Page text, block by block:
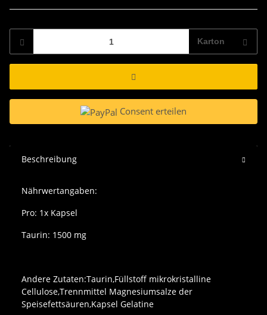
Karton
Consent erteilen
Beschreibung
Nährwertangaben:
Pro: 1x Kapsel
Taurin: 1500 mg
Andere Zutaten:Taurin,Füllstoff mikrokristalline
Cellulose,Trennmittel Magnesiumsalze der
Speisefettsäuren,Kapsel Gelatine